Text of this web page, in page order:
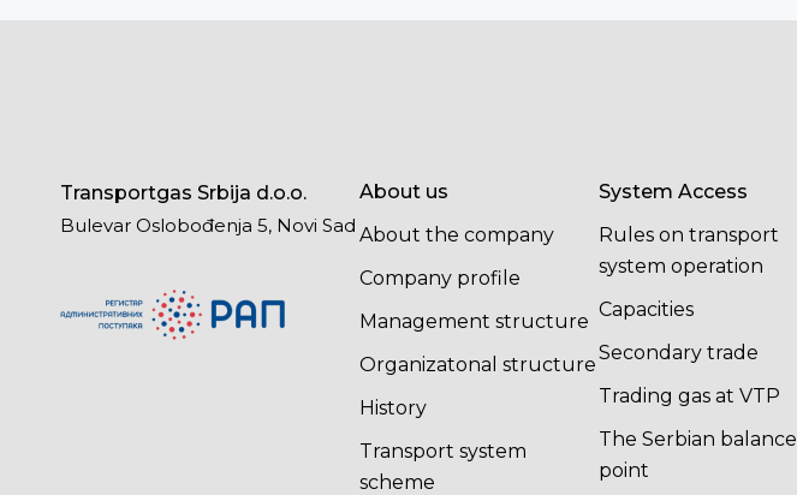
Transportgas Srbija d.o.o.
Bulevar Oslobođenja 5, Novi Sad
About us
About the company
Company profile
Management structure
Organizatonal structure
History
Transport system
scheme
System Access
Rules on transport
system operation
Capacities
Secondary trade
Trading gas at VTP
The Serbian balance
point